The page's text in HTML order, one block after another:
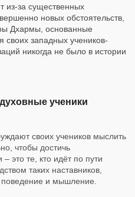
из-за существенных
новых обстоятельств,
Дхармы, основанные
своих западных учеников-
никогда не было в истории
ученики
своих учеников мыслить
чтобы достичь
это те, кто идёт по пути
таких наставников,
поведение и мышление.